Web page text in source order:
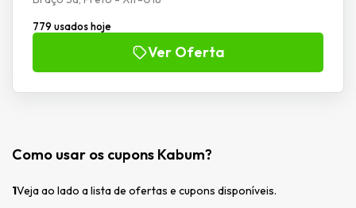
779 usados hoje
Ver Oferta
Como usar os cupons Kabum?
1Veja ao lado a lista de ofertas e cupons disponíveis.